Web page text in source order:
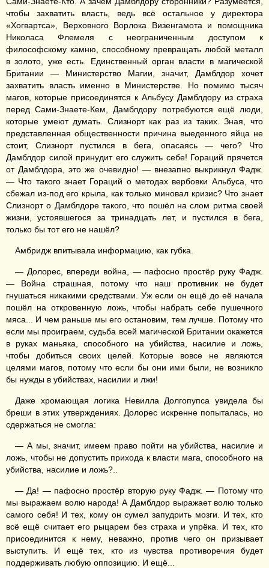
чтобы захватить власть, ведь всё остальное у директора
«Хогвартса», Верховного Ворлока Визенгамота и помощника
Николаса Флемеля с неограниченным доступом к
философскому камню, способному превращать любой металл
в золото, уже есть. Единственный орган власти в магической
Британии — Министерство Магии, значит, Дамблдор хочет
захватить власть именно в Министерстве. Но помимо тысяч
магов, которые присоединятся к Альбусу Дамблдору из страха
перед Сами-Знаете-Кем, Дамблдору потребуются ещё люди,
которые умеют думать. Слизнорт как раз из таких. Зная, что
представленная общественности причина выеденного яйца не
стоит, Слизнорт пустился в бега, опасаясь — чего? Что
Дамблдор силой принудит его служить себе! Гораций прячется
от Дамблдора, это же очевидно! — внезапно выкрикнул Фадж.
— Что такого знает Гораций о методах вербовки Альбуса, что
сбежал из-под его крыла, как только миновал кризис? Что знает
Слизнорт о Дамблдоре такого, что пошёл на слом ритма своей
жизни, устоявшегося за тринадцать лет, и пустился в бега,
только бы тот его не нашёл?
Амбридж впитывала информацию, как губка.
— Долорес, впереди война, — пафосно простёр руку Фадж.
— Война страшная, потому что наш противник не будет
гнушаться никакими средствами. Уж если он ещё до её начала
пошёл на откровенную ложь, чтобы набрать себе пушечного
мяса... И чем раньше мы его остановим, тем лучше. Потому что
если мы проиграем, судьба всей магической Британии окажется
в руках маньяка, способного на убийства, насилие и ложь,
чтобы добиться своих целей. Которые вовсе не являются
целями магов, потому что если бы они ими были, не возникло
бы нужды в убийствах, насилии и лжи!
Даже хромающая логика Невилла Долгопупса увидела бы
бреши в этих утверждениях. Долорес искренне попыталась, но
сдержаться не смогла:
— А мы, значит, имеем право пойти на убийства, насилие и
ложь, чтобы не допустить прихода к власти мага, способного на
убийства, насилие и ложь?..
— Да! — пафосно простёр вторую руку Фадж. — Потому что
мы выражаем волю народа! А Дамблдор выражает волю только
самого себя! И тех, кому он сумел запудрить мозги. И тех, кто
всё ещё считает его рыцарем без страха и упрёка. И тех, кто
присоединится к нему, неважно, против чего он призывает
выступить. И ещё тех, кто из чувства противоречия будет
поддерживать любую оппозицию. И ещё...